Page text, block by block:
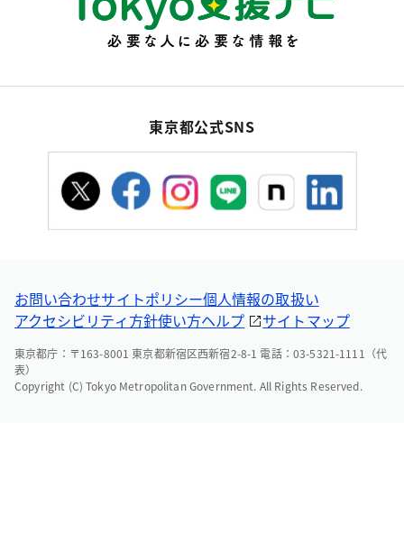
東京都公式SNS
お問い合わせサイトポリシー個人情報の取扱い
アクセシビリティ方針使い方ヘルプ サイトマップ
東京都庁：〒163-8001 東京都新宿区西新宿2-8-1 電話：03-5321-1111（代
表）
Copyright (C) Tokyo Metropolitan Government. All Rights Reserved.